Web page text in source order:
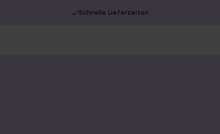
Schnelle Lieferzeiten